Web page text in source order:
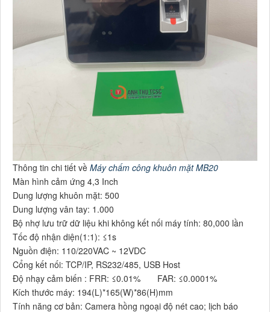
Thông tin chi tiết về Máy chấm công khuôn mặt MB20
Màn hình cảm ứng 4,3 Inch
Dung lượng khuôn mặt: 500
Dung lượng vân tay: 1.000
Bộ nhợ lưu trữ dữ liệu khi không kết nối máy tính: 80,000 lần
Tốc độ nhận diện(1:1): ≤1s
Nguồn điện: 110/220VAC ~ 12VDC
Cổng kết nối: TCP/IP, RS232/485, USB Host
Độ nhạy cảm biến : FRR: ≤0.01% FAR: ≤0.0001%
Kích thước máy: 194(L)*165(W)*86(H)mm
Tính năng cơ bản: Camera hồng ngoại độ nét cao; lịch báo